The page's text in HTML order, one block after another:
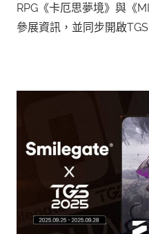
RPG《卡厄思夢境》與《
參展資訊，並同步開啟